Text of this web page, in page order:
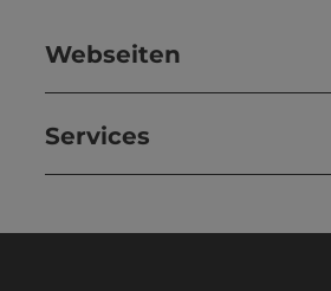
Webseiten
Services